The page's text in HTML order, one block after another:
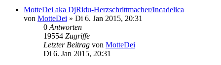
MotteDei aka DjRidu-Herzschrittmacher/Incadelica
von MotteDei » Di 6. Jan 2015, 20:31
0 Antworten
19554 Zugriffe
Letzter Beitrag von MotteDei
Di 6. Jan 2015, 20:31